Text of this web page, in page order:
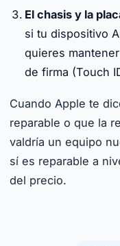
El chasis y la
si tu dispositivo
quieres
de firma (Touch
Cuando Apple te
reparable o que la
valdría un equipo
sí es reparable a
del precio.